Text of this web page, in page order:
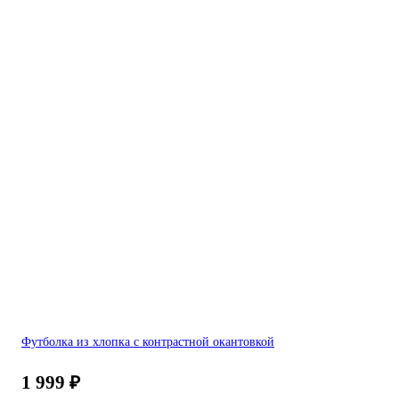
Футболка из хлопка с контрастной окантовкой
1 999 ₽